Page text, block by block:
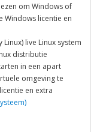
om Windows of
Windows licentie en
live Linux system
distributie
in een apart
omgeving te
en extra